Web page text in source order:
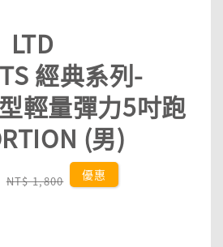
LTD
經典系列-
輕量彈力5吋跑
(男)
Regular
NT$ 1,800 優惠